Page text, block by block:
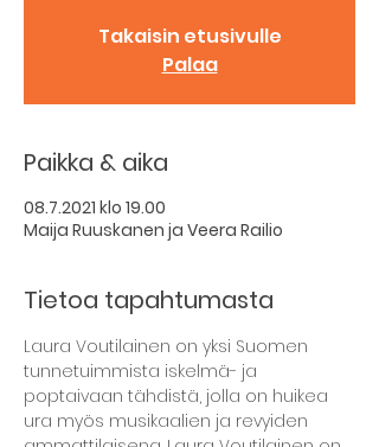
Takaisin etusivulle
Palaa
Paikka & aika
08.7.2021 klo 19.00
Maija Ruuskanen ja Veera Railio
Tietoa tapahtumasta
Laura Voutilainen on yksi Suomen
tunnetuimmista iskelmä- ja
poptaivaan tähdistä, jolla on huikea
ura myös musikaalien ja revyiden